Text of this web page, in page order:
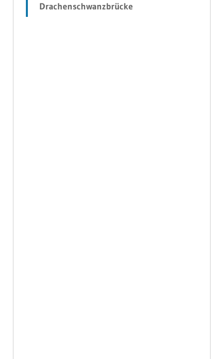
Drachenschwanzbrücke